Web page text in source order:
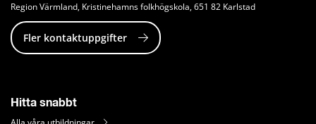
Region Värmland, Kristinehamns folkhögskola, 651 82 Karlstad
Fler kontaktuppgifter
Hitta snabbt